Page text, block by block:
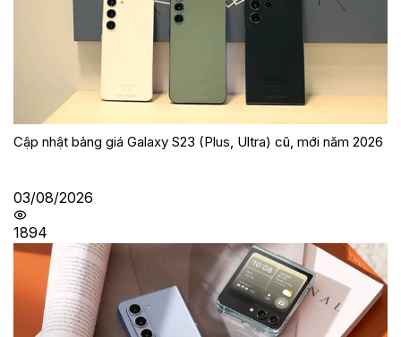
Cập nhật bảng giá Galaxy S23 (Plus, Ultra) cũ, mới năm 2026
03/08/2026
1894